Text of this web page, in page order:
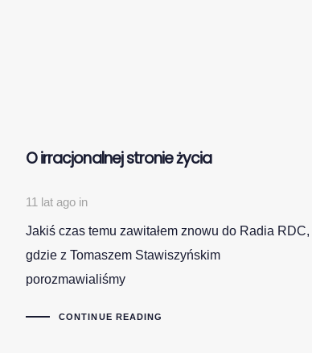
O irracjonalnej stronie życia
11 lat ago in
Jakiś czas temu zawitałem znowu do Radia RDC,
gdzie z Tomaszem Stawiszyńskim
porozmawialiśmy
CONTINUE READING